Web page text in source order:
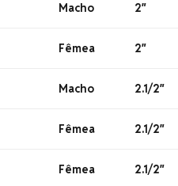
Macho 2″
Fêmea 2″
Macho 2.1/2″
Fêmea 2.1/2″
Fêmea 2.1/2″